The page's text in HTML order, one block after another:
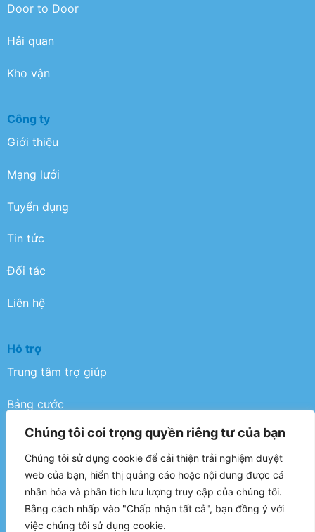
Chúng tôi coi trọng quyền riêng tư của bạn
Chúng tôi sử dụng cookie để cải thiện trải nghiệm duyệt
web của bạn, hiển thị quảng cáo hoặc nội dung được cá
nhân hóa và phân tích lưu lượng truy cập của chúng tôi.
Bằng cách nhấp vào "Chấp nhận tất cả", bạn đồng ý với
việc chúng tôi sử dụng cookie.
Door to Door
Hải quan
Kho vận
Công ty
Giới thiệu
Mạng lưới
Tuyển dụng
Tin tức
Đối tác
Liên hệ
Hỗ trợ
Trung tâm trợ giúp
Bảng cước
Điều khoản
Chính sách bảo mật